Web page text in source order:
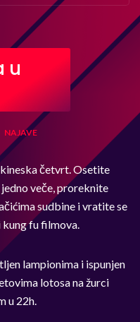
u
NAJAVE
četvrt. Osetite
veče, proreknite
sudbine i vratite se
kung fu filmova.
lampionima i ispunjen
lotosa na žurci
u 22h.